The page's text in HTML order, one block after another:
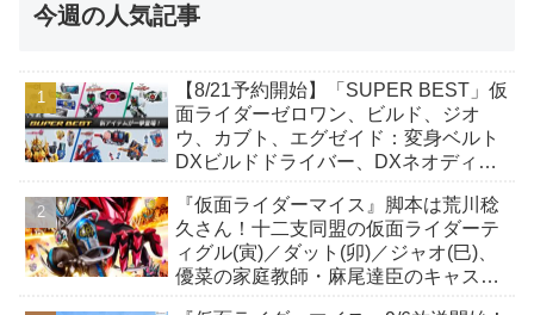
今週の人気記事
【8/21予約開始】「SUPER BEST」仮
面ライダーゼロワン、ビルド、ジオ
ウ、カブト、エグゼイド：変身ベルト
DXビルドドライバー、DXネオディケ
か12点！
『仮面ライダーマイス』脚本は荒川稔
久さん！十二支同盟の仮面ライダーテ
ィグル(寅)／ダット(卯)／ジャオ(巳)、
優菜の家庭教師・麻尾達臣のキャスト